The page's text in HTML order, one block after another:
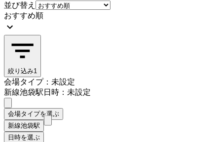
並び替え
おすすめ順
絞り込み1
会場タイプ：未設定
新線池袋駅日時：未設定
会場タイプを選ぶ
新線池袋駅
日時を選ぶ